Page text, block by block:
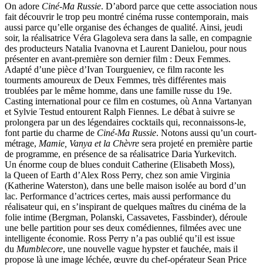
On adore Ciné-Ma Russie. D’abord parce que cette association nous
fait découvrir le trop peu montré cinéma russe contemporain, mais
aussi parce qu’elle organise des échanges de qualité. Ainsi, jeudi
soir, la réalisatrice Véra Glagoleva sera dans la salle, en compagnie
des producteurs Natalia Ivanovna et Laurent Danielou, pour nous
présenter en avant-première son dernier film : Deux Femmes.
Adapté d’une pièce d’Ivan Tourgueniev, ce film raconte les
tourments amoureux de Deux Femmes, très différentes mais
troublées par le même homme, dans une famille russe du 19e.
Casting international pour ce film en costumes, où Anna Vartanyan
et Sylvie Testud entourent Ralph Fiennes. Le débat à suivre se
prolongera par un des légendaires cocktails qui, reconnaissons-le,
font partie du charme de Ciné-Ma Russie. Notons aussi qu’un court-
métrage, Mamie, Vanya et la Chèvre sera projeté en première partie
de programme, en présence de sa réalisatrice Daria Yurkevitch.
Un énorme coup de blues conduit Catherine (Elisabeth Moss),
la Queen of Earth d’Alex Ross Perry, chez son amie Virginia
(Katherine Waterston), dans une belle maison isolée au bord d’un
lac. Performance d’actrices certes, mais aussi performance du
réalisateur qui, en s’inspirant de quelques maîtres du cinéma de la
folie intime (Bergman, Polanski, Cassavetes, Fassbinder), déroule
une belle partition pour ses deux comédiennes, filmées avec une
intelligente économie. Ross Perry n’a pas oublié qu’il est issue
du Mumblecore, une nouvelle vague hypster et fauchée, mais il
propose là une image léchée, œuvre du chef-opérateur Sean Price